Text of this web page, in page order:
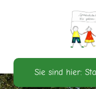
Sie sind hier: